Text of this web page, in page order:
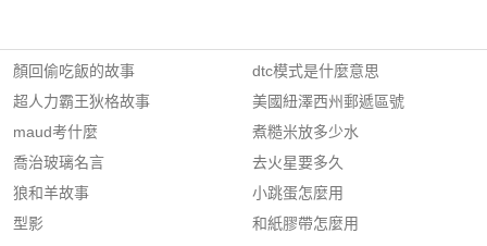
顏回偷吃飯的故事
超人力霸王狄格故事
maud考什麼
喬治玻璃名言
狼和羊故事
型影
dtc模式是什麼意思
美國紐澤西州郵遞區號
煮糙米放多少水
去火星要多久
小跳蛋怎麼用
和紙膠帶怎麼用